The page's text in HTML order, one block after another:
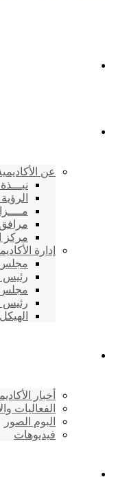
عن
مرافق
مركز
إدارة
مجلس
رئيس
مجلس
رئيس
أخبار
الفعاليات
البوم الصور
فيديوهات